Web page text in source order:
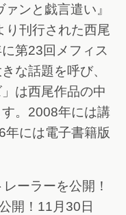
ンと戯言遣い』
り刊行された西尾
第23回メフィス
な話題を呼び、
は西尾作品の中
。2008年には講
年には電子書籍版
ーラーを公開！
開！11月30日